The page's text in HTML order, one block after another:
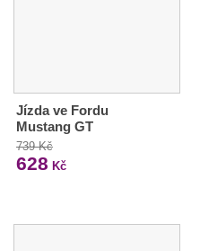
Jízda ve Fordu
Mustang GT
739 Kč
628 Kč